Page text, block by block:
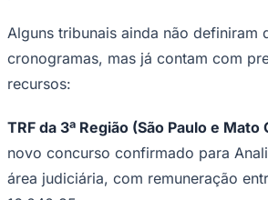
Fluminense
Alguns tribunais ainda não definiram
cronogramas, mas já contam com
recursos:
TRF da 3ª Região (São Paulo e Mato
novo concurso confirmado para
área judiciária, com remuneração